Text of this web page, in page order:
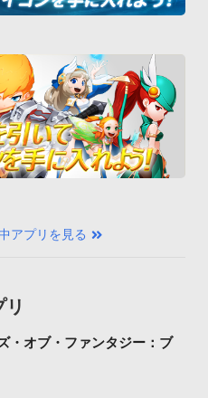
アプリを見る
・オブ・ファンタジー：ブ